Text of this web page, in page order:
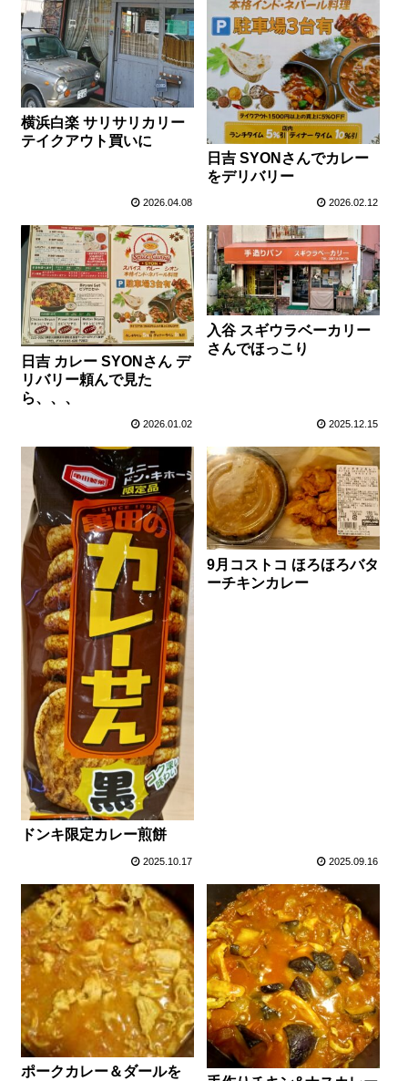
横浜白楽 サリサリカリー
テイクアウト買いに
2026.04.08
日吉 SYONさんでカレー
をデリバリー
2026.02.12
日吉 カレー SYONさん デ
リバリー頼んで見た
ら、、、
2026.01.02
入谷 スギウラベーカリー
さんでほっこり
2025.12.15
ドンキ限定カレー煎餅
2025.10.17
9月コストコ ほろほろバタ
ーチキンカレー
2025.09.16
ポークカレー＆ダールを